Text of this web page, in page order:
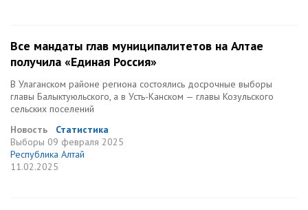
Все мандаты глав муниципалитетов на Алтае
получила «Единая Россия»
В Улаганском районе региона состоялись досрочные выборы
главы Балыктуюльского, а в Усть-Канском — главы Козульского
сельских поселений
Новость
Статистика
Выборы 09 февраля 2025
Республика Алтай
11.02.2025